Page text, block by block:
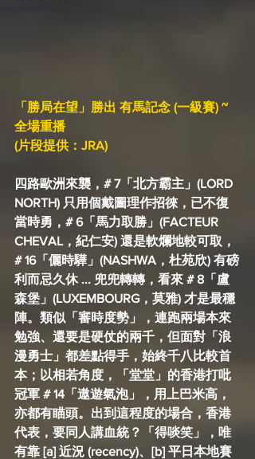
「勝局在望」勝出 有馬記念 (一級賽) ~
全場重播
(片段提供：JRA)
四路歐洲來襲，# 7「北方霸主」(LORD
NORTH) 只用個戴圖理作招徠，已不復
當時勇，# 6「馬力取勝」(FACTEUR
CHEVAL，紀仁安) 還是軟爛地較可取，
# 16「儷時驊」(NASHWA，杜苑欣) 有磅
利而忌久休 ... 兜兜轉轉，看來 # 8「盧
森堡」(LUXEMBOURG，莫雅) 才是最穩
陣。類似「審時度勢」，連跑兩場本來
勉強、還要是硬仗的兩千，但面對「浪
漫勇士」都差點得手，始終千八比較首
本；以相若角度，「堂堂」的香港打吡
冠軍 # 14「遨遊氣泡」，用上巴米高，
亦都有瞄頭。出到這程度的場合，香港
代表，要同人講血統？「得啖笑」，唯
有靠 [a] 近況 (recency)、[b] 平日本地賽